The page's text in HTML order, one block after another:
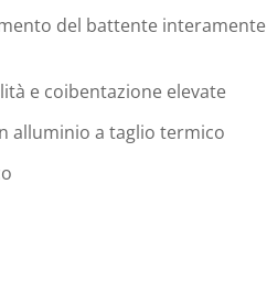
del battente interamente
e coibentazione elevate
alluminio a taglio termico